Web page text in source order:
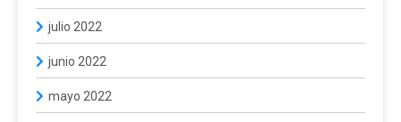
julio 2022
junio 2022
mayo 2022